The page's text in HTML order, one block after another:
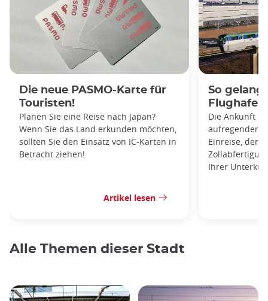
Die neue PASMO-Karte für
Touristen!
Planen Sie eine Reise nach Japan?
Wenn Sie das Land erkunden möchten,
sollten Sie den Einsatz von IC-Karten in
Betracht ziehen!
Artikel lesen
So
Die Ankunft in
aufregender
Einreise, der
Ihrer Unterku
Alle Themen dieser Stadt